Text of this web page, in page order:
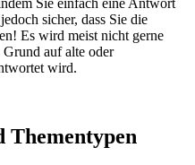
sicher, dass Sie die
Es wird meist nicht gerne
auf alte oder
wird.
Thementypen